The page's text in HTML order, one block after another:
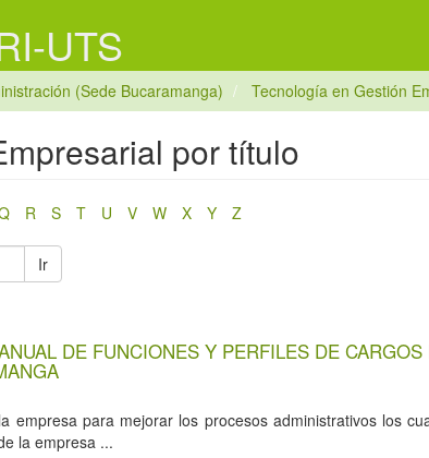
UTS
(Sede Bucaramanga) Tecnología en Gestión
por título
R S T U V W X Y Z
Ir
DE FUNCIONES Y PERFILES DE
para mejorar los procesos administrativos los
la empresa ...